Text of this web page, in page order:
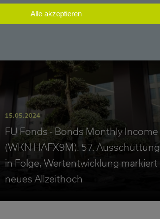
FU Fonds - Bonds Monthly Income
15.05.2024
FU Fonds - Bonds Monthly Income
(WKN HAFX9M): 57. Ausschüttung
in Folge, Wertentwicklung markiert
neues Allzeithoch
Alle akzeptieren